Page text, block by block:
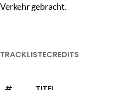
Verkehr gebracht.
TRACKLISTECREDITS